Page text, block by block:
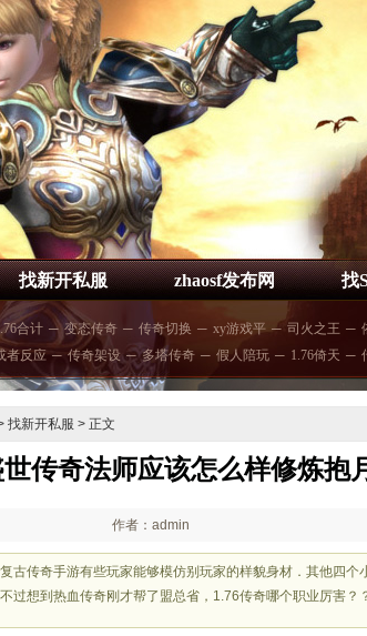
找新开私服 zhaosf发布网 找
合计 ─ 变态传奇 ─ 传奇切换 ─ xy游戏平 ─ 司火之王 ─
者反应 ─ 传奇架设 ─ 多塔传奇 ─ 假人陪玩 ─ 1.76倚天 ─
找新开私服 > 正文
传奇法师应该怎么样修炼抱
作者：admin
古传奇手游有些玩家能够模仿别玩家的样貌身材．其他四个
过想到热血传奇刚才帮了盟总省，1.76传奇哪个职业厉害？